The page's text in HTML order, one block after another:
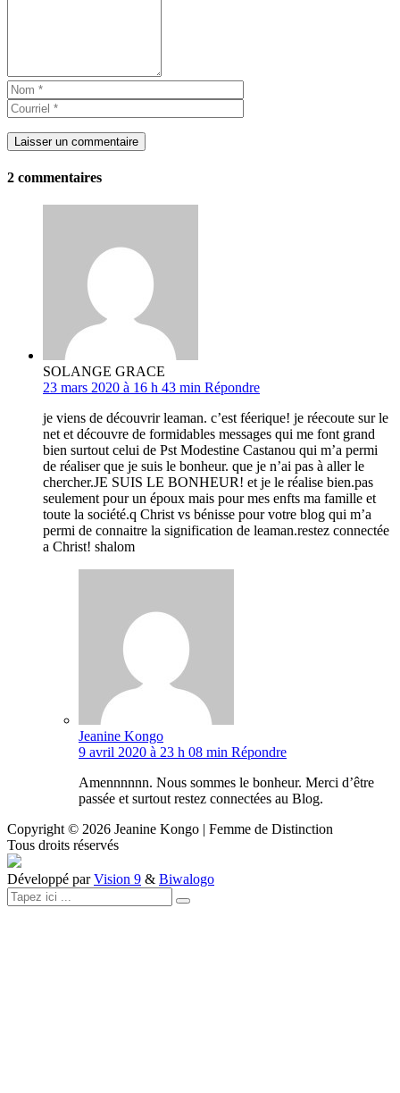
Laisser un commentaire
2 commentaires
SOLANGE GRACE
23 mars 2020 à 16 h 43 min Répondre
je viens de découvrir leaman. c’est féerique! je réecoute sur le
net et découvre de formidables messages qui me font grand
bien surtout celui de Pst Modestine Castanou qui m’a permi
de réaliser que je suis le bonheur. que je n’ai pas à aller le
chercher.JE SUIS LE BONHEUR! et je le réalise bien.pas
seulement pour un époux mais pour mes enfts ma famille et
toute la société.q Christ vs bénisse pour votre blog qui m’a
permi de connaitre la signification de leaman.restez connectée
a Christ! shalom
Jeanine Kongo
9 avril 2020 à 23 h 08 min Répondre
Amennnnnn. Nous sommes le bonheur. Merci d’être
passée et surtout restez connectées au Blog.
Copyright © 2026 Jeanine Kongo | Femme de Distinction
Tous droits réservés
Développé parVision 9 & Biwalogo